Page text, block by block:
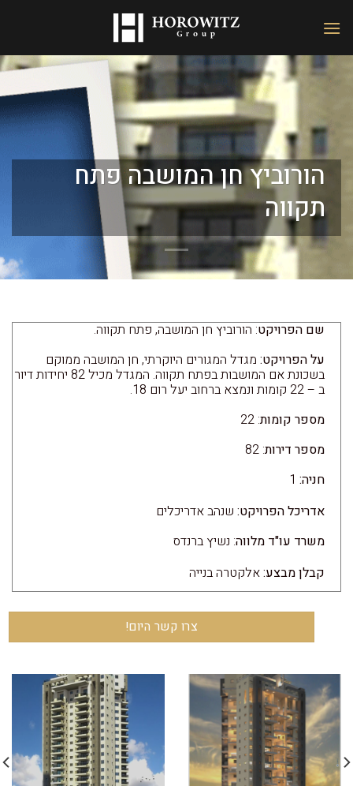
הורוביץ חן המושבה פתח
תקווה
שם הפרויקט: הורוביץ חן המושבה, פתח תקווה.
על הפרויקט: מגדל המגורים היוקרתי, חן המושבה ממוקם
בשכונת אם המושבות בפתח תקווה. המגדל מכיל 82 יחידות דיור
ב – 22 קומות ונמצא ברחוב יעל רום 18.
מספר קומות: 22
מספר דירות: 82
חניה:
אדריכל הפרויקט: שנהב אדריכלים
משרד עו"ד מלווה: נשיץ ברנדס
קבלן מבצע:אלקטרה בנייה
צרו קשר היום!